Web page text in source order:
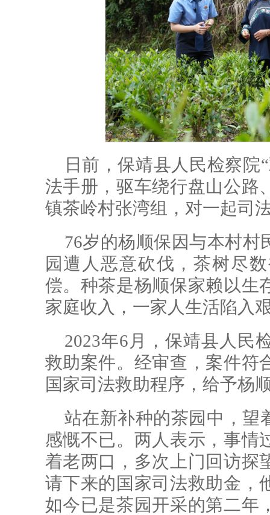
日前，保靖县人民检察院
法手册，驱车绕行盘山公路
镇茶岭村张湾组，对一起司
76岁的杨顺保因与本村
园遭人恶意砍伐，茶树尽
偿。种茶是杨顺保家赖以生
家庭收入，一家人生活陷入
2023年6月，保靖县人民
救助案件。经审查，案件符
国家司法救助程序，给予杨
站在新补种的茶园中，望
感慨不已。两人表示，事情
着老两口，多次上门回访探
请下来的国家司法救助金，
如今已是茶园开采的第二年